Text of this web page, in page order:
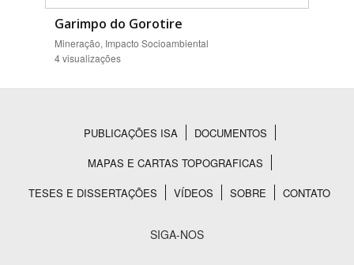
Garimpo do Gorotire
Mineração, Impacto Socioambiental
4 visualizações
Rodapé
PUBLICAÇÕES ISA
DOCUMENTOS
MAPAS E CARTAS TOPOGRAFICAS
TESES E DISSERTAÇÕES
VÍDEOS SOBRE CONTATO
SIGA-NOS